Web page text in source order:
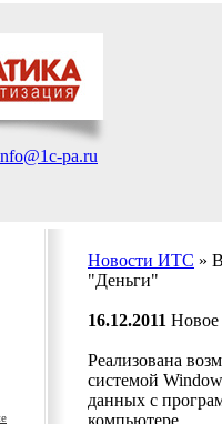
pa.ru
Новости ИТС »
"Деньги"
16.12.2011 Новое
Реализована
системой
данных с
компьютере